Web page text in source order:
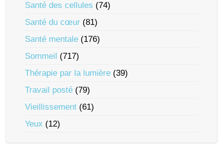
Santé des cellules (74)
Santé du cœur (81)
Santé mentale (176)
Sommeil (717)
Thérapie par la lumière (39)
Travail posté (79)
Vieillissement (61)
Yeux (12)